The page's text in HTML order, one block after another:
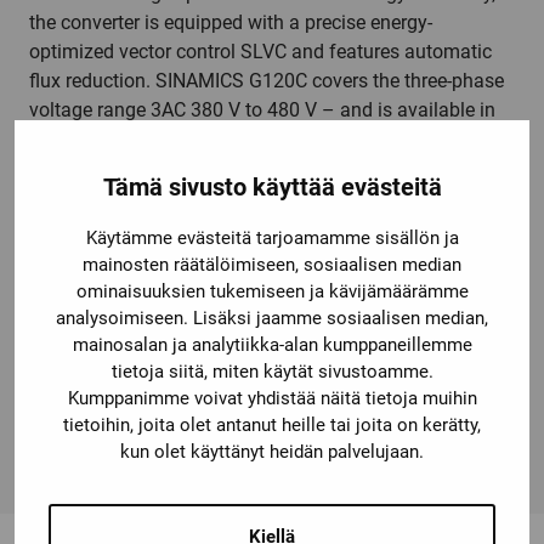
Tämä sivusto käyttää evästeitä
Käytämme evästeitä tarjoamamme sisällön ja
mainosten räätälöimiseen, sosiaalisen median
ominaisuuksien tukemiseen ja kävijämäärämme
analysoimiseen. Lisäksi jaamme sosiaalisen median,
mainosalan ja analytiikka-alan kumppaneillemme
tietoja siitä, miten käytät sivustoamme.
Kumppanimme voivat yhdistää näitä tietoja muihin
tietoihin, joita olet antanut heille tai joita on kerätty,
kun olet käyttänyt heidän palvelujaan.
Kiellä
the converter is equipped with a precise energy-
optimized vector control SLVC and features automatic
flux reduction. SINAMICS G120C covers the three-phase
voltage range 3AC 380 V to 480 V – and is available in
converter can be individually adapted to the user's
requirements with various options, such as local or
mobile operator panels, connecting cables, line filters,
braking resistors, line reactors, and further accessories.
The variable-speed devices are an integral part of Totally
Integrated Automation (TIA) and work optimally together
with SIMATIC controllers, for example. The SINAMICS
G120C all-rounder replaces the MICROMASTER 420
converter. SINAMICS – simply my drive.